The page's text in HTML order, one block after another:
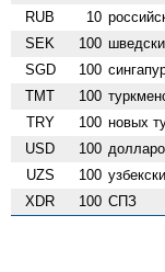
RUB 10
SEK 100
SGD 100
TMT 100
TRY 100 новых
USD 100
UZS 100
XDR 100 СПЗ